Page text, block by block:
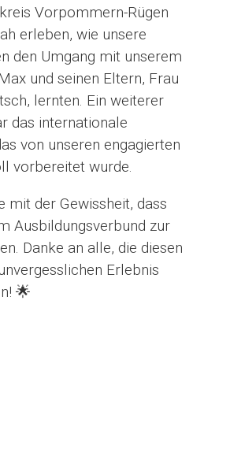
Vorpommern-Rügen
erleben, wie unsere
den Umgang mit unserem
und seinen Eltern, Frau
lernten. Ein weiterer
das internationale
von unseren engagierten
vorbereitet wurde.
mit der Gewissheit, dass
Ausbildungsverbund zur
Danke an alle, die diesen
Erlebnis
🌟